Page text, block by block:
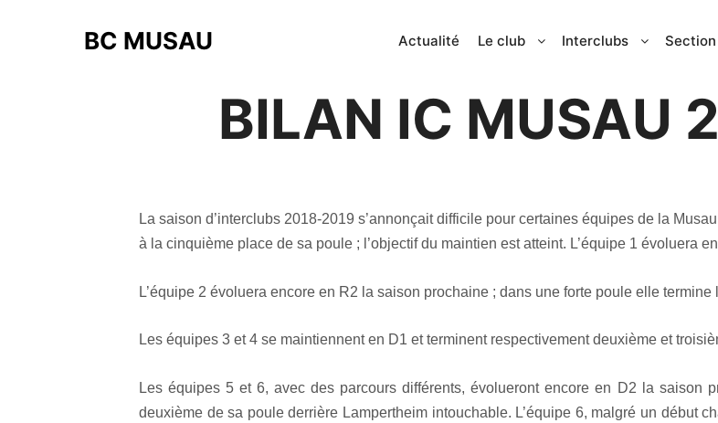
BC MUSAU Actualité Le club Interclubs
BILAN IC MUSAU
La saison d’interclubs 2018-2019 s’annonçait difficile pour certaines équipes de la
à la cinquième place de sa poule ; l’objectif du maintien est atteint. L’équipe 1 évoluera
L’équipe 2 évoluera encore en R2 la saison prochaine ; dans une forte poule elle
Les équipes 3 et 4 se maintiennent en D1 et terminent respectivement deuxième et
Les équipes 5 et 6, avec des parcours différents, évolueront encore en D2 la saison
deuxième de sa poule derrière Lampertheim intouchable. L’équipe 6, malgré un début